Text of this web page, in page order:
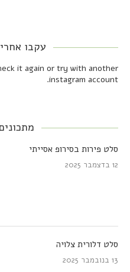
עקבו
it again or try with another
instagram account.
סלט פירות בסירופ אסייתי
12 בדצמבר 2025
סלט דלורית צלויה
13 בנובמבר 2025